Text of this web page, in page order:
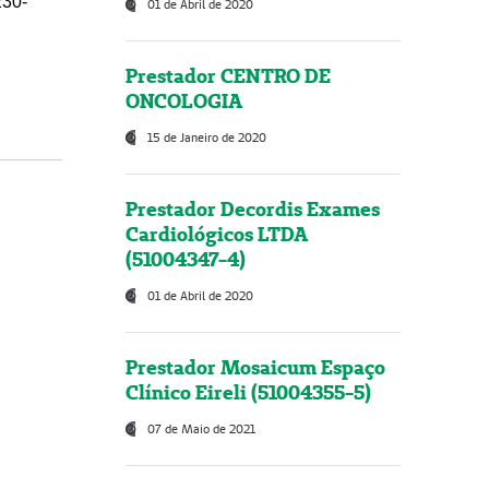
01 de Abril de 2020
Prestador CENTRO DE
ONCOLOGIA
15 de Janeiro de 2020
Prestador Decordis Exames
Cardiológicos LTDA
(51004347-4)
01 de Abril de 2020
Prestador Mosaicum Espaço
Clínico Eireli (51004355-5)
07 de Maio de 2021